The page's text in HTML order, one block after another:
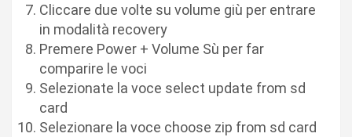
Cliccare due volte su volume giù per entrare
in modalità recovery
Premere Power + Volume Sù per far
comparire le voci
Selezionate la voce select update from sd
card
Selezionare la voce choose zip from sd card